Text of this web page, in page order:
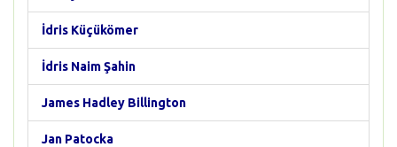
İdris Küçükömer
İdris Naim Şahin
James Hadley Billington
Jan Patocka